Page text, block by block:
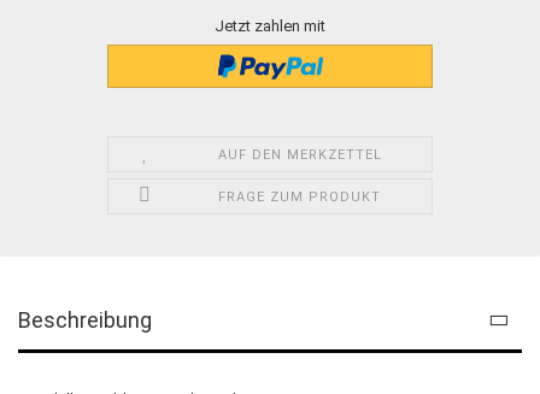
Jetzt zahlen mit
AUF DEN MERKZETTEL
FRAGE ZUM PRODUKT
Beschreibung